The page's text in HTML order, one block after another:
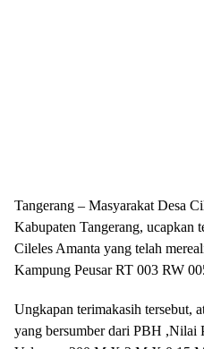
Tangerang – Masyarakat Desa
Kabupaten Tangerang, ucapkan
Cileles Amanta yang telah
Kampung Peusar RT 003 RW
Ungkapan terimakasih tersebut,
yang bersumber dari PBH ,Nilai